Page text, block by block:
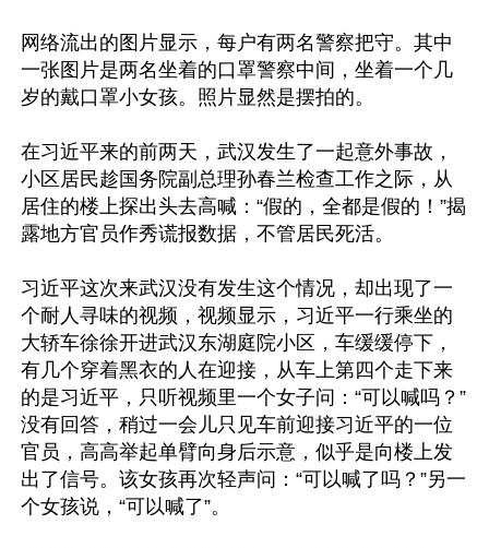
网络流出的图片显示，每户有两名警察把守。其中
一张图片是两名坐着的口罩警察中间，坐着一个几
岁的戴口罩小女孩。照片显然是摆拍的。
在习近平来的前两天，武汉发生了一起意外事故，
小区居民趁国务院副总理孙春兰检查工作之际，从
居住的楼上探出头去高喊：“假的，全都是假的！”揭
露地方官员作秀谎报数据，不管居民死活。
习近平这次来武汉没有发生这个情况，却出现了一
个耐人寻味的视频，视频显示，习近平一行乘坐的
大轿车徐徐开进武汉东湖庭院小区，车缓缓停下，
有几个穿着黑衣的人在迎接，从车上第四个走下来
的是习近平，只听视频里一个女子问：“可以喊吗？”
没有回答，稍过一会儿只见车前迎接习近平的一位
官员，高高举起单臂向身后示意，似乎是向楼上发
出了信号。该女孩再次轻声问：“可以喊了吗？”另一
个女孩说，“可以喊了”。